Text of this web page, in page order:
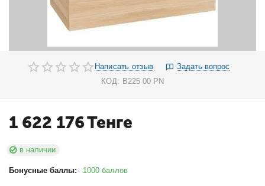
Написать отзыв
Задать вопрос
КОД: B225 00 PN
1 622 176Тенге
в наличии
Бонусные баллы: 1000 баллов